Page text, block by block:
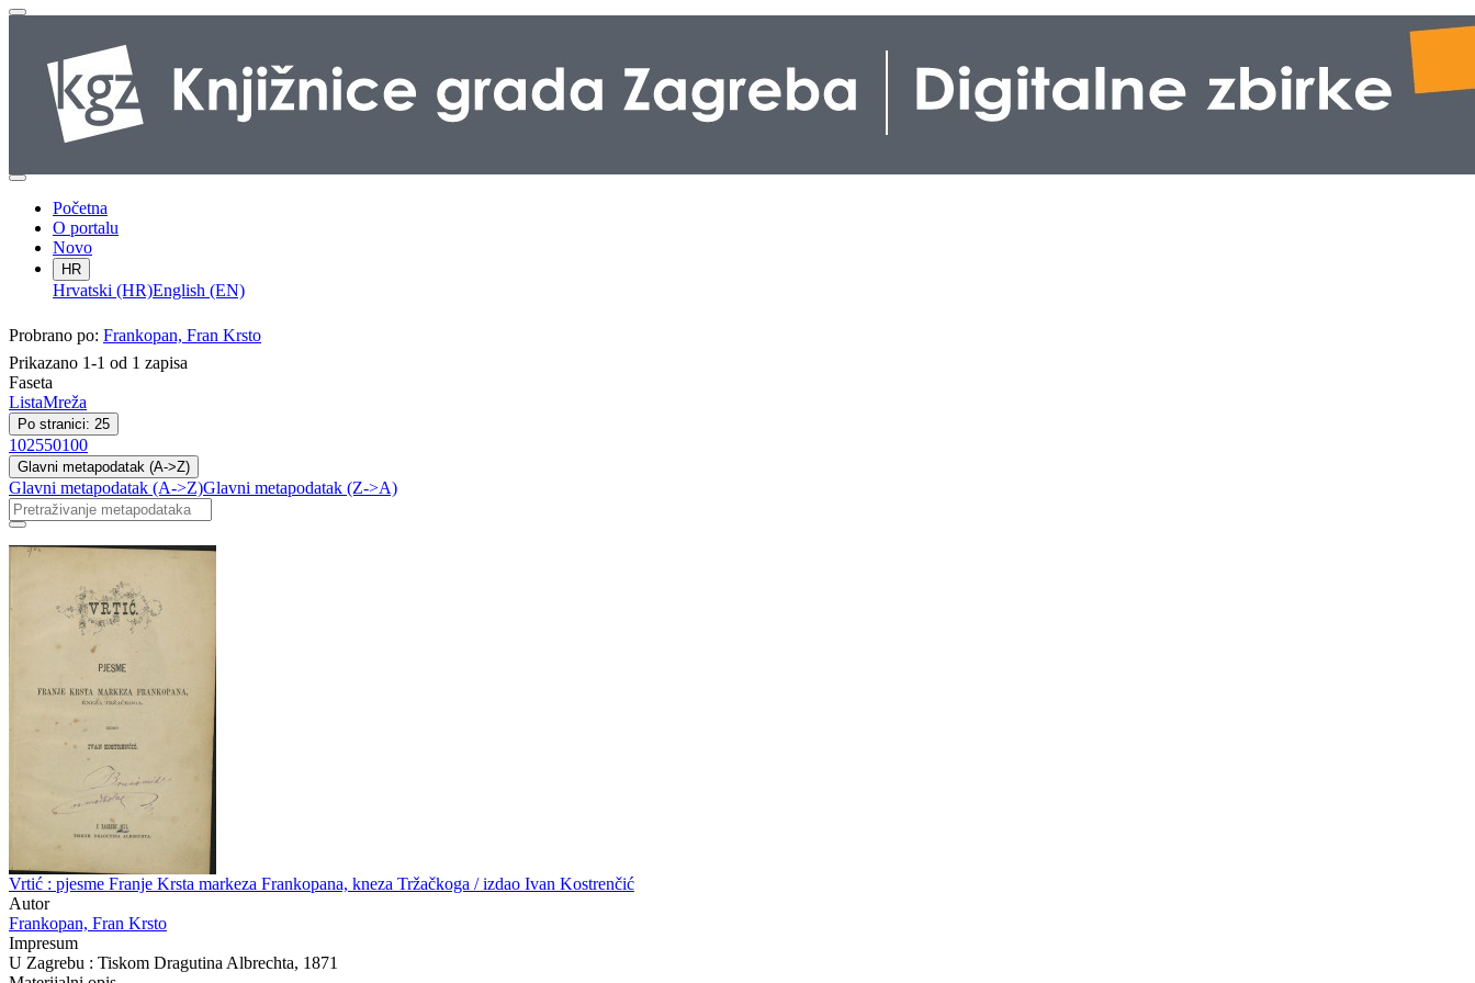
Početna
O portalu
Novo
HR
Hrvatski (HR)English (EN)
Probrano po: Frankopan, Fran Krsto
Prikazano 1-1 od 1 zapisa
Faseta
ListaMreža
Po stranici: 25
102550100
Glavni metapodatak (A->Z)
Glavni metapodatak (A->Z)Glavni metapodatak (Z->A)
Vrtić : pjesme Franje Krsta markeza Frankopana, kneza Tržačkoga / izdao Ivan Kostrenčić
Autor
Frankopan, Fran Krsto
Impresum
U Zagrebu : Tiskom Dragutina Albrechta, 1871